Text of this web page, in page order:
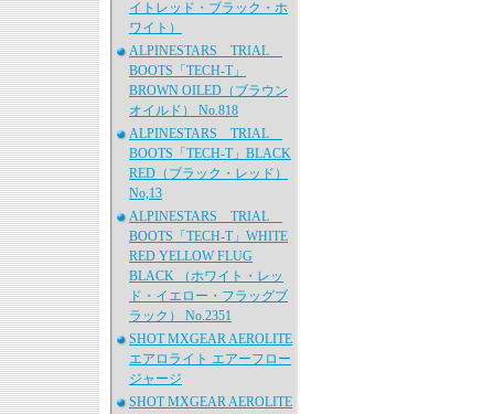
イトレッド・ブラック・ホ
ワイト）
ALPINESTARS TRIAL
BOOTS「TECH-T」
BROWN OILED（ブラウン
オイルド） No.818
ALPINESTARS TRIAL
BOOTS「TECH-T」BLACK
RED（ブラック・レッド）
No,13
ALPINESTARS TRIAL
BOOTS「TECH-T」WHITE
RED YELLOW FLUG
BLACK （ホワイト・レッ
ド・イエロー・フラッグブ
ラック） No.2351
SHOT MXGEAR AEROLITE
エアロライト エアーフロー
ジャージ
SHOT MXGEAR AEROLITE